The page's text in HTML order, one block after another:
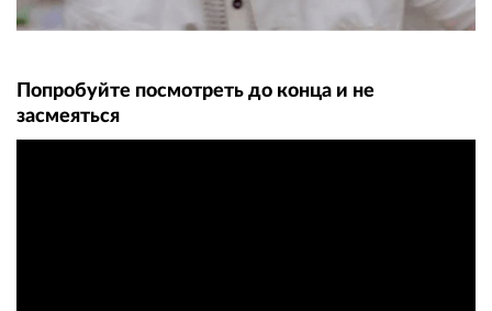
Попробуйте посмотреть до конца и не
засмеяться